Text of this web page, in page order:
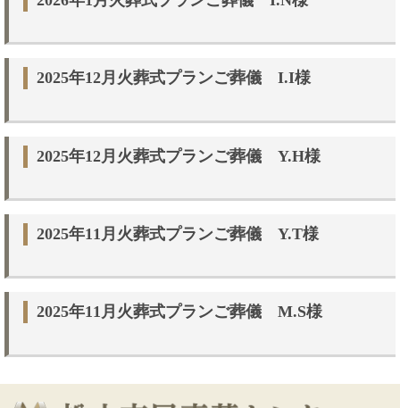
2025年12月火葬式プランご葬儀 I.I様
2025年12月火葬式プランご葬儀 Y.H様
2025年11月火葬式プランご葬儀 Y.T様
2025年11月火葬式プランご葬儀 M.S様